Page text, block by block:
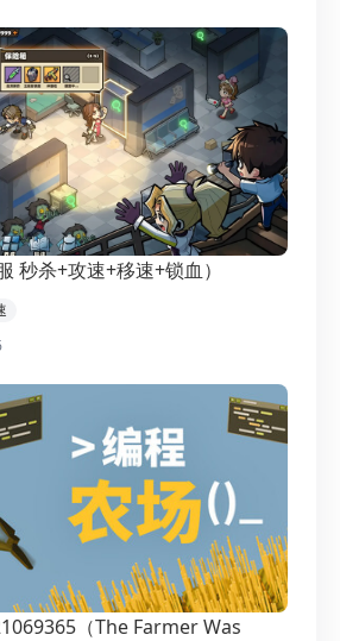
秒杀+攻速+移速+锁血）
（The Farmer Was